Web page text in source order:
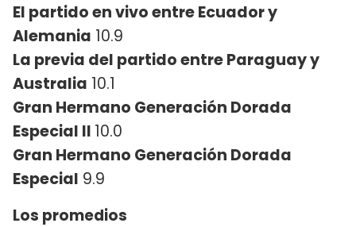
El partido en vivo entre Ecuador y
Alemania 10.9
La previa del partido entre Paraguay y
Australia 10.1
Gran Hermano Generación Dorada
Especial II 10.0
Gran Hermano Generación Dorada
Especial 9.9
Los promedios